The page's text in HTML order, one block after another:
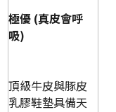
極優 (真皮會呼
吸)
頂級牛皮與豚皮
乳膠鞋墊具備天